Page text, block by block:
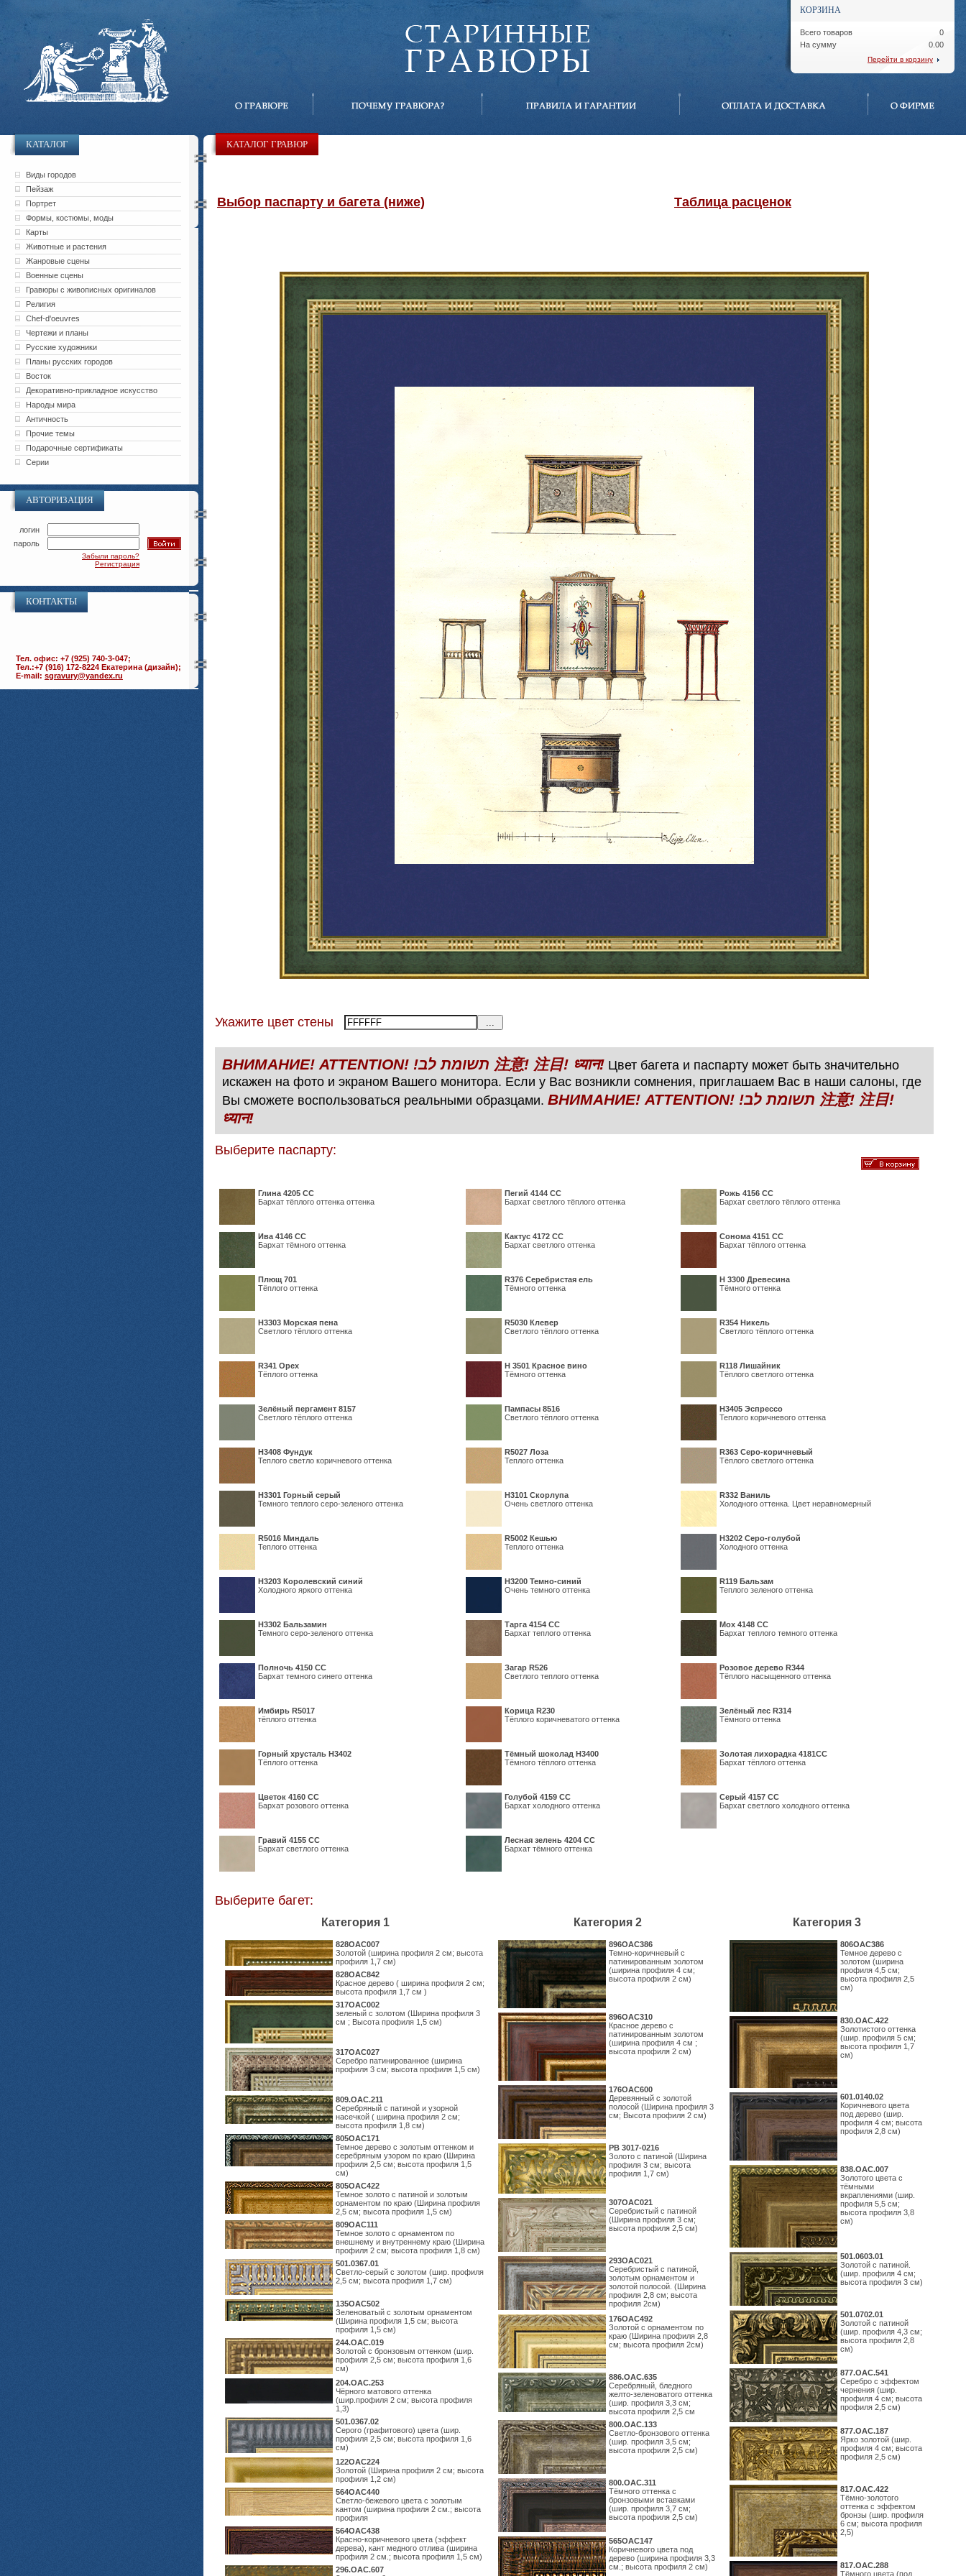
КОРЗИНА
Всего товаров
На сумму
0
0.00
Перейти в корзину
КАТАЛОГ
Виды городов
Пейзаж
Портрет
Формы, костюмы, моды
Карты
Животные и растения
Жанровые сцены
Военные сцены
Гравюры с живописных оригиналов
Религия
Chef-d'oeuvres
Чертежи и планы
Русские художники
Планы русских городов
Восток
Декоративно-прикладное искусство
Народы мира
Античность
Прочие темы
Подарочные сертификаты
Серии
АВТОРИЗАЦИЯ
логин
пароль
Забыли пароль?
Регистрация
КОНТАКТЫ
Тел. офис: +7 (925) 740-3-047;
Тел.:+7 (916) 172-8224 Екатерина (дизайн);
E-mail: sgravury@yandex.ru
КАТАЛОГ ГРАВЮР
Выбор паспарту и багета (ниже) Таблица расценок
Укажите цвет стены
ВНИМАНИЕ! ATTENTION! !תשומת לב 注意! 注目! ध्यान! Цвет багета и паспарту может быть значительно
искажен на фото и экраном Вашего монитора. Если у Вас возникли сомнения, приглашаем Вас в наши салоны, где
Вы сможете воспользоваться реальными образцами. ВНИМАНИЕ! ATTENTION! !תשומת לב 注意! 注目!
ध्यान!
Выберите паспарту:
Глина 4205 СС
Бархат тёплого оттенка оттенка
Пегий 4144 СС
Бархат светлого тёплого оттенка
Рожь 4156 СС
Бархат светлого тёплого оттенка
Ива 4146 СС
Бархат тёмного оттенка
Кактус 4172 СС
Бархат светлого оттенка
Сонома 4151 СС
Бархат тёплого оттенка
Плющ 701
Тёплого оттенка
R376 Серебристая ель
Тёмного оттенка
H 3300 Древесина
Тёмного оттенка
H3303 Морская пена
Светлого тёплого оттенка
R5030 Клевер
Светлого тёплого оттенка
R354 Никель
Светлого тёплого оттенка
R341 Орех
Тёплого оттенка
Н 3501 Красное вино
Тёмного оттенка
R118 Лишайник
Тёплого светлого оттенка
Зелёный пергамент 8157
Светлого тёплого оттенка
Пампасы 8516
Светлого тёплого оттенка
Н3405 Эспрессо
Теплого коричневого оттенка
Н3408 Фундук
Теплого светло коричневого оттенка
R5027 Лоза
Теплого оттенка
R363 Серо-коричневый
Тёплого светлого оттенка
Н3301 Горный серый
Темного теплого серо-зеленого оттенка
Н3101 Скорлупа
Очень светлого оттенка
R332 Ваниль
Холодного оттенка. Цвет неравномерный
R5016 Миндаль
Теплого оттенка
R5002 Кешью
Теплого оттенка
Н3202 Серо-голубой
Холодного оттенка
Н3203 Королевский синий
Холодного яркого оттенка
Н3200 Темно-синий
Очень темного оттенка
R119 Бальзам
Теплого зеленого оттенка
Н3302 Бальзамин
Темного серо-зеленого оттенка
Тарга 4154 СС
Бархат теплого оттенка
Мох 4148 СС
Бархат теплого темного оттенка
Полночь 4150 СС
Бархат темного синего оттенка
Загар R526
Светлого теплого оттенка
Розовое дерево R344
Тёплого насыщенного оттенка
Имбирь R5017
тёплого оттенка
Корица R230
Тёплого коричневатого оттенка
Зелёный лес R314
Тёмного оттенка
Горный хрусталь H3402
Тёплого оттенка
Тёмный шоколад H3400
Тёмного тёплого оттенка
Золотая лихорадка 4181СС
Бархат тёплого оттенка
Цветок 4160 СС
Бархат розового оттенка
Голубой 4159 СС
Бархат холодного оттенка
Серый 4157 СС
Бархат светлого холодного оттенка
Гравий 4155 СС
Бархат светлого оттенка
Лесная зелень 4204 СС
Бархат тёмного оттенка
Выберите багет:
Категория 1 Категория 2 Категория 3
828OAC007
Золотой (ширина профиля 2 см; высота
профиля 1,7 см)
828OAC842
Красное дерево ( ширина профиля 2 см;
высота профиля 1,7 см )
317OAC002
зеленый с золотом (Ширина профиля 3
см ; Высота профиля 1,5 см)
317OAC027
Серебро патинированное (ширина
профиля 3 см; высота профиля 1,5 см)
809.ОАС.211
Серебряный с патиной и узорной
насечкой ( ширина профиля 2 см;
высота профиля 1,8 см)
805OAC171
Темное дерево с золотым оттенком и
серебряным узором по краю (Ширина
профиля 2,5 см; высота профиля 1,5
см)
805OAC422
Темное золото с патиной и золотым
орнаментом по краю (Ширина профиля
2,5 см; высота профиля 1,5 см)
809OAC111
Темное золото с орнаментом по
внешнему и внутреннему краю (Ширина
профиля 2 см; высота профиля 1,8 см)
501.0367.01
Светло-серый с золотом (шир. профиля
2,5 см; высота профиля 1,7 см)
135OAC502
Зеленоватый с золотым орнаментом
(Ширина профиля 1,5 см; высота
профиля 1,5 см)
244.ОАС.019
Золотой с бронзовым оттенком (шир.
профиля 2,5 см; высота профиля 1,6
см)
204.OAC.253
Чёрного матового оттенка
(шир.профиля 2 см; высота профиля
1,3)
501.0367.02
Серого (графитового) цвета (шир.
профиля 2,5 см; высота профиля 1,6
см)
122OAC224
Золотой (Ширина профиля 2 см; высота
профиля 1,2 см)
564ОАС440
Светло-бежевого цвета с золотым
кантом (ширина профиля 2 см.; высота
профиля
564ОАС438
Красно-коричневого цвета (эффект
дерева), кант медного отлива (ширина
профиля 2 см.; высота профиля 1,5 см)
296.OAC.607
896OAC386
Темно-коричневый с
патинированным золотом
(ширина профиля 4 см;
высота профиля 2 см)
896OAC310
Красное дерево с
патинированным золотом
(ширина профиля 4 см ;
высота профиля 2 см)
176OAC600
Деревянный с золотой
полосой (Ширина профиля 3
см; Высота профиля 2 см)
PB 3017-0216
Золото с патиной (Ширина
профиля 3 см; высота
профиля 1,7 см)
307OAC021
Серебристый с патиной
(Ширина профиля 3 см;
высота профиля 2,5 см)
293OAC021
Серебристый с патиной,
золотым орнаментом и
золотой полосой. (Ширина
профиля 2,8 см; высота
профиля 2см)
176OAC492
Золотой с орнаментом по
краю (Ширина профиля 2,8
см; высота профиля 2см)
886.ОАС.635
Серебряный, бледного
желто-зеленоватого оттенка
(шир. профиля 3,3 см;
высота профиля 2,5 см
800.ОАС.133
Светло-бронзового оттенка
(шир. профиля 3,5 см;
высота профиля 2,5 см)
800.ОАС.311
Тёмного оттенка с
бронзовыми вставками
(шир. профиля 3,7 см;
высота профиля 2,5 см)
565ОАС147
Коричневого цвета под
дерево (ширина профиля 3,3
см.; высота профиля 2 см)
806OAC386
Темное дерево с
золотом (ширина
профиля 4,5 см;
высота профиля 2,5
см)
830.ОАС.422
Золотистого оттенка
(шир. профиля 5 см;
высота профиля 1,7
см)
601.0140.02
Коричневого цвета
под дерево (шир.
профиля 4 см; высота
профиля 2,8 см)
838.ОАС.007
Золотого цвета с
тёмными
вкраплениями (шир.
профиля 5,5 см;
высота профиля 3,8
см)
501.0603.01
Золотой с патиной.
(шир. профиля 4 см;
высота профиля 3 см)
501.0702.01
Золотой с патиной
(шир. профиля 4,3 см;
высота профиля 2,8
см)
877.ОАС.541
Серебро с эффектом
чернения (шир.
профиля 4 см; высота
профиля 2,5 см)
877.ОАС.187
Ярко золотой (шир.
профиля 4 см; высота
профиля 2,5 см)
817.ОАС.422
Тёмно-золотого
оттенка с эффектом
бронзы (шир. профиля
6 см; высота профиля
2,5)
817.ОАС.288
Тёмного цвета (под